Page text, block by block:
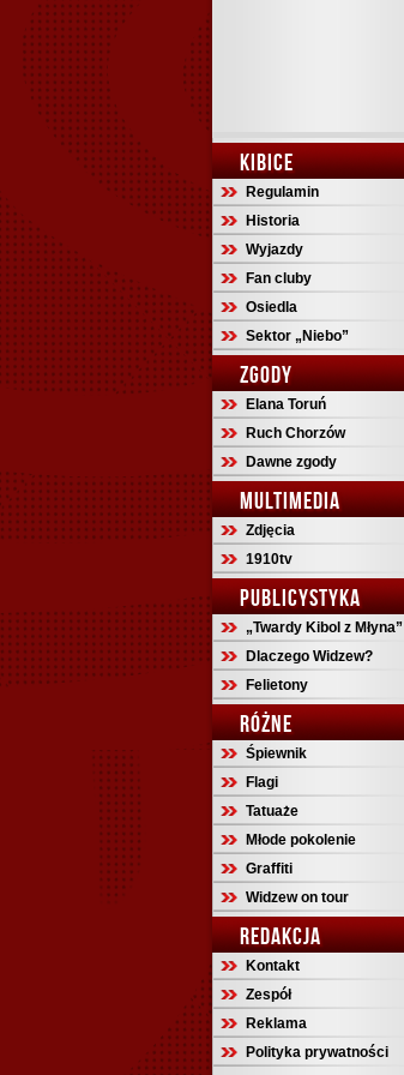
KIBICE
Regulamin
Historia
Wyjazdy
Fan cluby
Osiedla
Sektor „Niebo”
ZGODY
Elana Toruń
Ruch Chorzów
Dawne zgody
MULTIMEDIA
Zdjęcia
1910tv
PUBLICYSTYKA
„Twardy Kibol z Młyna”
Dlaczego Widzew?
Felietony
RÓŻNE
Śpiewnik
Flagi
Tatuaże
Młode pokolenie
Graffiti
Widzew on tour
REDAKCJA
Kontakt
Zespół
Reklama
Polityka prywatności